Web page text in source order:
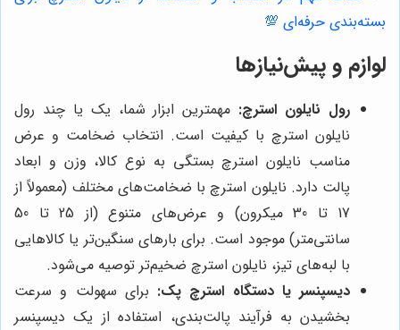
بسته‌بندی حرفه‌ای 💯
لوازم و پیش‌نیازها
رول نایلون استرچ: مهمترین ابزار شما، یک یا چند رول
نایلون استرچ با کیفیت است. انتخاب ضخامت و عرض
مناسب نایلون استرچ بستگی به نوع کالا، وزن و ابعاد
پالت دارد. نایلون استرچ با ضخامت‌های مختلف (معمولاً از
17 تا 30 میکرون) و عرض‌های متنوع (از 25 تا 50
سانتی‌متر) موجود است. برای بارهای سنگین‌تر یا کالاهایی
با لبه‌های تیز، نایلون استرچ ضخیم‌تر توصیه می‌شود.
دیسپنسر یا دستگاه استرچ پک: برای سهولت و سرعت
بخشیدن به فرآیند پالت‌بندی، استفاده از یک دیسپنسر